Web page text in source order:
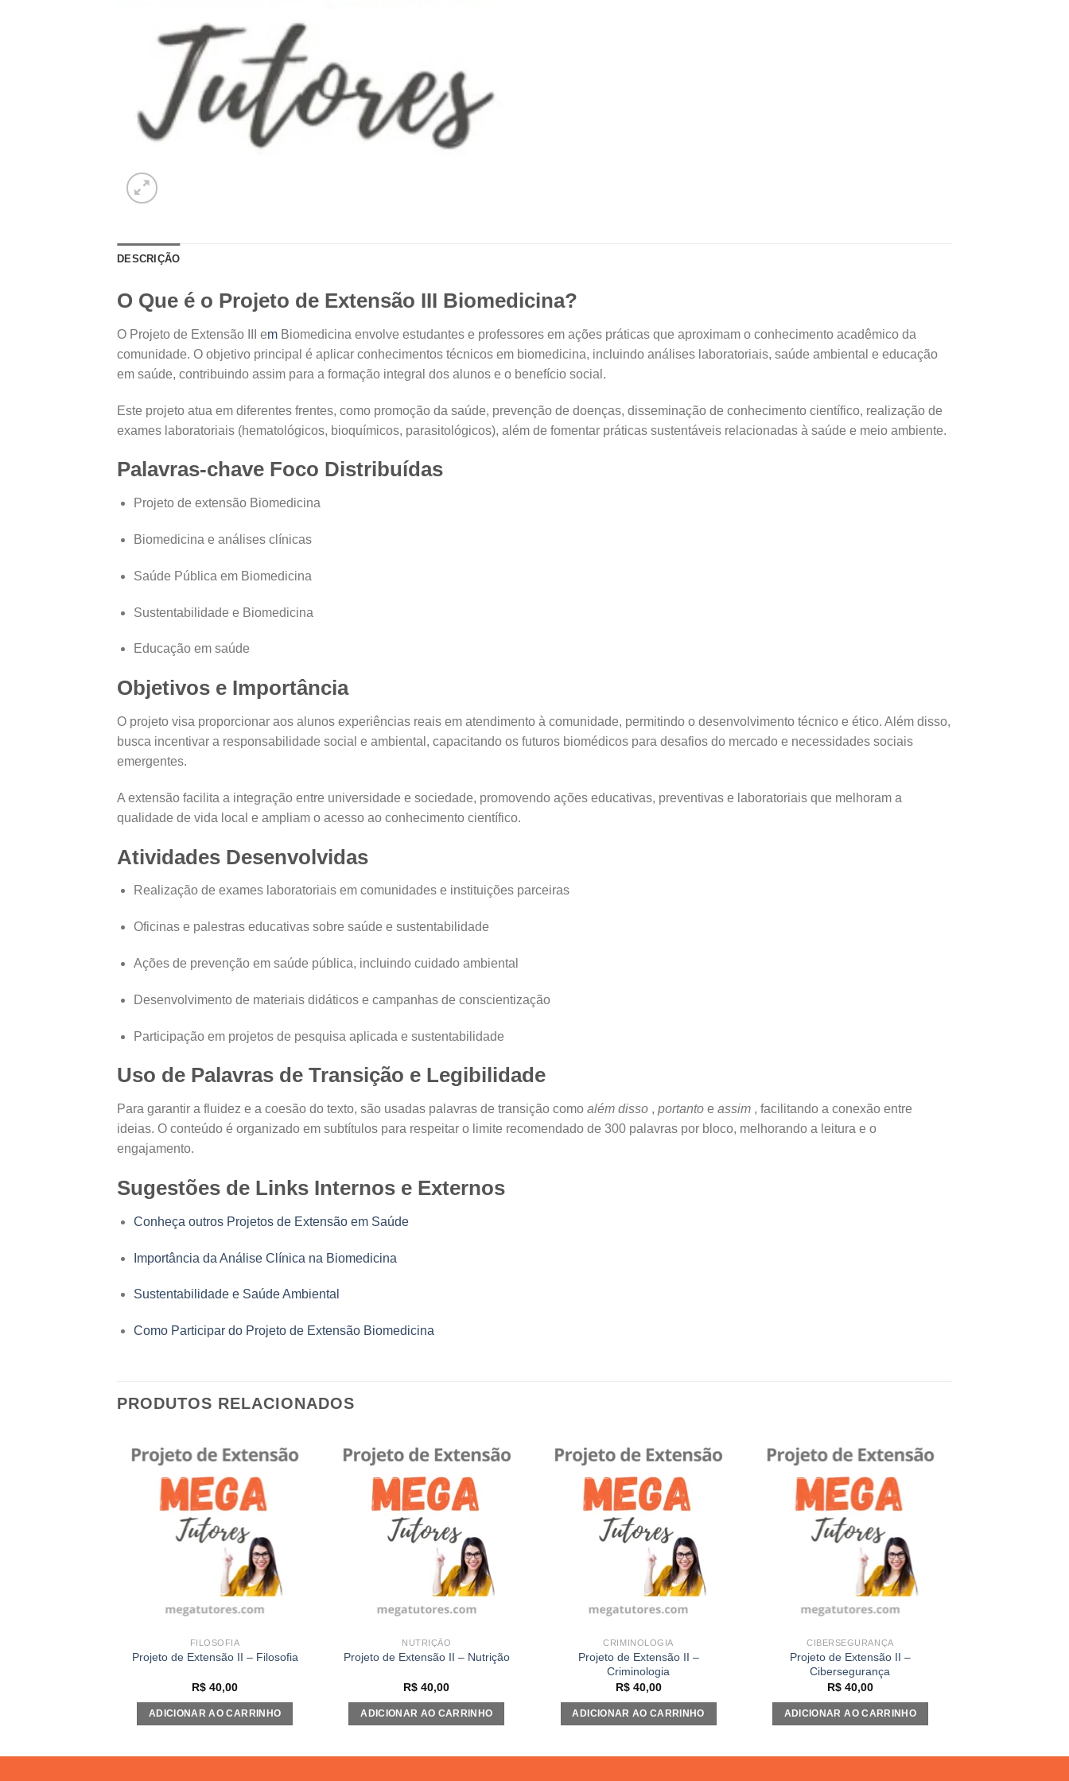
DESCRIÇÃO
O Que é o Projeto de Extensão III Biomedicina?
O Projeto de Extensão III em Biomedicina envolve estudantes e professores em ações práticas que aproximam o conhecimento acadêmico da
comunidade. O objetivo principal é aplicar conhecimentos técnicos em biomedicina, incluindo análises laboratoriais, saúde ambiental e educação
em saúde, contribuindo assim para a formação integral dos alunos e o benefício social.
Este projeto atua em diferentes frentes, como promoção da saúde, prevenção de doenças, disseminação de conhecimento científico, realização de
exames laboratoriais (hematológicos, bioquímicos, parasitológicos), além de fomentar práticas sustentáveis relacionadas à saúde e meio ambiente.
Palavras-chave Foco Distribuídas
Projeto de extensão Biomedicina
Biomedicina e análises clínicas
Saúde Pública em Biomedicina
Sustentabilidade e Biomedicina
Educação em saúde
Objetivos e Importância
O projeto visa proporcionar aos alunos experiências reais em atendimento à comunidade, permitindo o desenvolvimento técnico e ético. Além disso,
busca incentivar a responsabilidade social e ambiental, capacitando os futuros biomédicos para desafios do mercado e necessidades sociais
emergentes.
A extensão facilita a integração entre universidade e sociedade, promovendo ações educativas, preventivas e laboratoriais que melhoram a
qualidade de vida local e ampliam o acesso ao conhecimento científico.
Atividades Desenvolvidas
Realização de exames laboratoriais em comunidades e instituições parceiras
Oficinas e palestras educativas sobre saúde e sustentabilidade
Ações de prevenção em saúde pública, incluindo cuidado ambiental
Desenvolvimento de materiais didáticos e campanhas de conscientização
Participação em projetos de pesquisa aplicada e sustentabilidade
Uso de Palavras de Transição e Legibilidade
Para garantir a fluidez e a coesão do texto, são usadas palavras de transição como além disso , portanto e assim , facilitando a conexão entre
ideias. O conteúdo é organizado em subtítulos para respeitar o limite recomendado de 300 palavras por bloco, melhorando a leitura e o
engajamento.
Sugestões de Links Internos e Externos
Conheça outros Projetos de Extensão em Saúde
Importância da Análise Clínica na Biomedicina
Sustentabilidade e Saúde Ambiental
Como Participar do Projeto de Extensão Biomedicina
PRODUTOS RELACIONADOS
FILOSOFIA
Projeto de Extensão II – Filosofia
R$ 40,00
ADICIONAR AO CARRINHO
NUTRIÇÃO
Projeto de Extensão II – Nutrição
R$ 40,00
ADICIONAR AO CARRINHO
CRIMINOLOGIA
Projeto de Extensão II –
Criminologia
R$40,00
ADICIONAR AO CARRINHO
CIBERSEGURANÇA
Projeto de Extensão II –
Cibersegurança
R$40,00
ADICIONAR AO CARRINHO